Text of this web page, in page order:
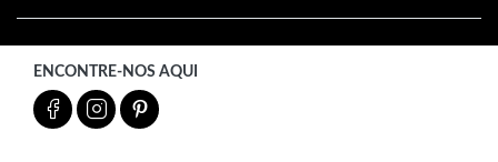
ENCONTRE-NOS AQUI